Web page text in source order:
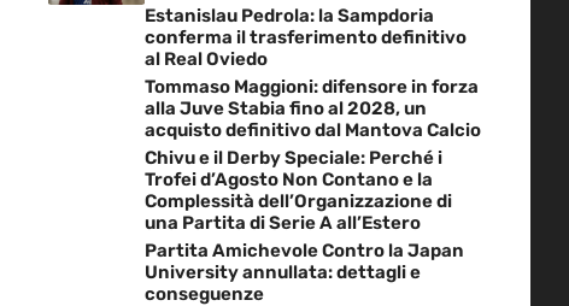
Estanislau Pedrola: la Sampdoria
conferma il trasferimento definitivo
al Real Oviedo
Tommaso Maggioni: difensore in forza
alla Juve Stabia fino al 2028, un
acquisto definitivo dal Mantova Calcio
Chivu e il Derby Speciale: Perché i
Trofei d’Agosto Non Contano e la
Complessità dell’Organizzazione di
una Partita di Serie A all’Estero
Partita Amichevole Contro la Japan
University annullata: dettagli e
conseguenze